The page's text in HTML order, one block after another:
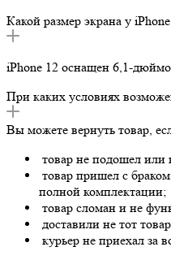
Какой размер экрана у
iPhone 12 оснащен 6,1-
При каких условиях
Вы можете вернуть товар,
товар не подошел или
товар пришел с
полной комплектации;
товар сломан и не
доставили не тот
курьер не приехал за